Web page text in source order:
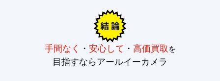
手間なく ・ 安心して ・ 高価買取 を
目指すならアールイーカメラ